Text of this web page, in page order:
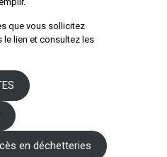
que vous sollicitez
le lien et consultez les
en déchetteries